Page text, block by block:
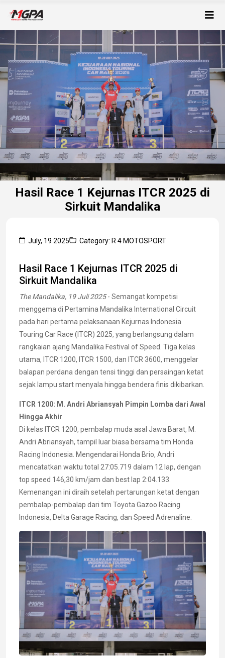
Hasil Race 1 Kejurnas ITCR 2025 di
Sirkuit Mandalika
July, 19 2025 Category: R 4 MOTOSPORT
Hasil Race 1 Kejurnas ITCR 2025 di
Sirkuit Mandalika
The Mandalika, 19 Juli 2025- Semangat kompetisi
menggema di Pertamina Mandalika International Circuit
pada hari pertama pelaksanaan Kejurnas Indonesia
Touring Car Race (ITCR) 2025, yang berlangsung dalam
rangkaian ajang Mandalika Festival of Speed. Tiga kelas
utama, ITCR 1200, ITCR 1500, dan ITCR 3600, menggelar
balapan perdana dengan tensi tinggi dan persaingan ketat
sejak lampu start menyala hingga bendera finis dikibarkan.
ITCR 1200: M. Andri Abriansyah Pimpin Lomba dari Awal
Hingga Akhir
Di kelas ITCR 1200, pembalap muda asal Jawa Barat, M.
Andri Abriansyah, tampil luar biasa bersama tim Honda
Racing Indonesia. Mengendarai Honda Brio, Andri
mencatatkan waktu total 27:05.719 dalam 12 lap, dengan
top speed 146,30 km/jam dan best lap 2:04.133.
Kemenangan ini diraih setelah pertarungan ketat dengan
pembalap-pembalap dari tim Toyota Gazoo Racing
Indonesia, Delta Garage Racing, dan Speed Adrenaline.